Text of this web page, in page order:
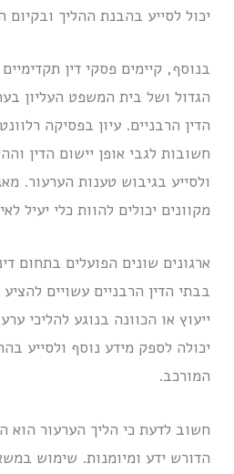
יכול לסייע בהבנת ההליך ובקיום
בנוסף, קיימים פסקי דין
הגדול ושל בית המשפט העליון
הדין הרבניים. עיון בפסיקה
חשובות לגבי אופן יישום הדין
ולסייע בגיבוש טענות הערעור.
מקוונים יכולים להוות כלי יעיל
ארגונים שונים הפועלים בתחום
בבתי הדין הרבניים עשויים
ייעוץ או הכוונה בנוגע להליכי
יכולה לספק מידע נוסף ולסייע
המורכב.
חשוב לדעת כי הליך הערעור הוא
הדורש ידע ומיומנות. שימוש